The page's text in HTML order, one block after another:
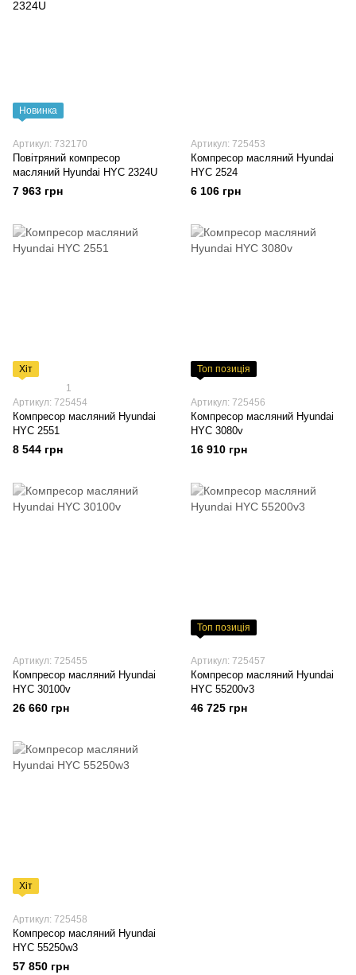
Новинка
Артикул: 732170
Повітряний компресор
масляний Hyundai HYC 2324U
7 963 грн
Артикул: 725453
Компресор масляний Hyundai
HYC 2524
6 106 грн
Хіт
1
Артикул: 725454
Компресор масляний Hyundai
HYC 2551
8 544 грн
Топ позиція
Артикул: 725456
Компресор масляний Hyundai
HYC 3080v
16 910 грн
Артикул: 725455
Компресор масляний Hyundai
HYC 30100v
26 660 грн
Топ позиція
Артикул: 725457
Компресор масляний Hyundai
HYC 55200v3
46 725 грн
Хіт
Артикул: 725458
Компресор масляний Hyundai
HYC 55250w3
57 850 грн